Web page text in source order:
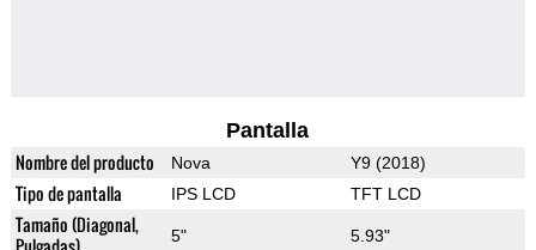
Pantalla
Nombre del producto Nova Y9 (2018)
Tipo de pantalla IPS LCD TFT LCD
Tamaño (Diagonal,
5" 5.93"